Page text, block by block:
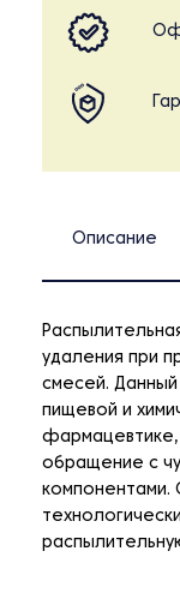
Описание
удаления при
смесей. Данный
пищевой и
обращение с
компонентами.